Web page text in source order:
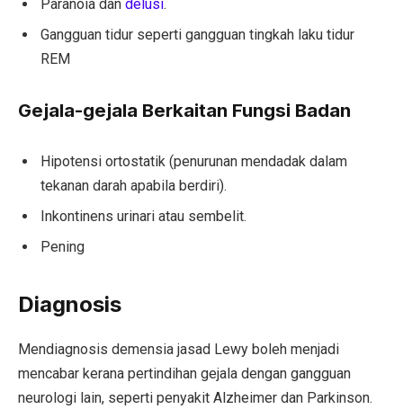
Paranoia dan delusi.
Gangguan tidur seperti gangguan tingkah laku tidur
REM
Gejala-gejala Berkaitan Fungsi Badan
Hipotensi ortostatik (penurunan mendadak dalam
tekanan darah apabila berdiri).
Inkontinens urinari atau sembelit.
Pening
Diagnosis
Mendiagnosis demensia jasad Lewy boleh menjadi
mencabar kerana pertindihan gejala dengan gangguan
neurologi lain, seperti penyakit Alzheimer dan Parkinson.